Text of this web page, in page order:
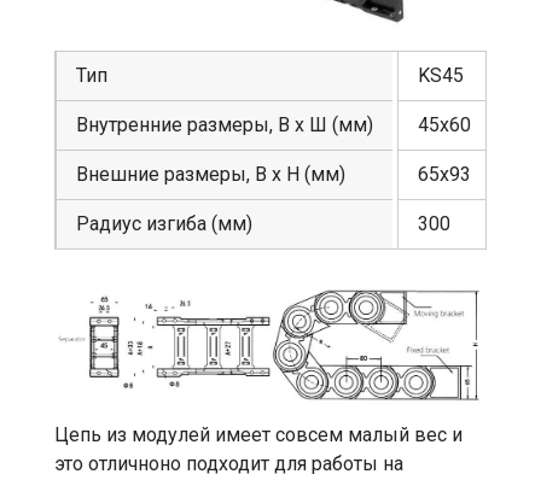
Тип
Внутренние размеры, В х Ш (мм)
Внешние размеры, В х Н (мм)
Радиус изгиба (мм)
KS45
45х60
65х93
300
Цепь из модулей имеет совсем малый вес и
это отличноно подходит для работы на